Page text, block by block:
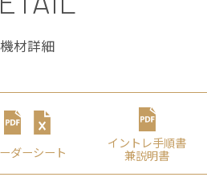
機材詳細
ダーシート
イントレ⼿順書
兼説明書